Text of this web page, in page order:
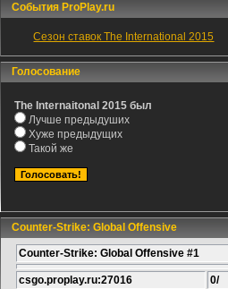
События ProPlay.ru
Сезон ставок The International 2015
Голосование
The Internaitonal 2015 был
Лучше предыдуших
Хуже предыдущих
Такой же
Counter-Strike: Global Offensive
Counter-Strike: Global Offensive #1
csgo.proplay.ru:27016 0/